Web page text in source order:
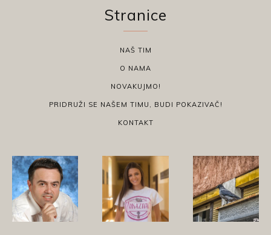
Stranice
NAŠ TIM
O NAMA
NOVAKUJMO!
PRIDRUŽI SE NAŠEM TIMU, BUDI POKAZIVAČ!
KONTAKT